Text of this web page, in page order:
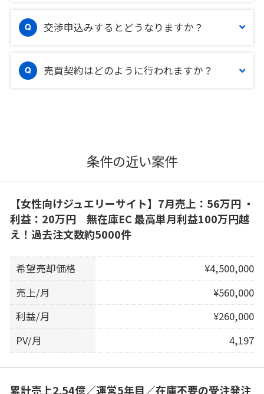
交渉申込みするとどうなりますか？
売買契約はどのように行われますか？
条件の近い案件
【女性向けジュエリーサイト】7月売上：56万円 ・
利益：20万円 無在庫EC 最高単月利益100万円越
え！過去注文数約5000件
希望売却価格
¥4,500,000
売上/月
¥560,000
利益/月
¥260,000
PV/月
4,197
累計売上2.54億／運営5年目／在庫不要の受注発注